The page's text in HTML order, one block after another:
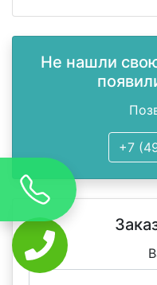
Не нашли
+7